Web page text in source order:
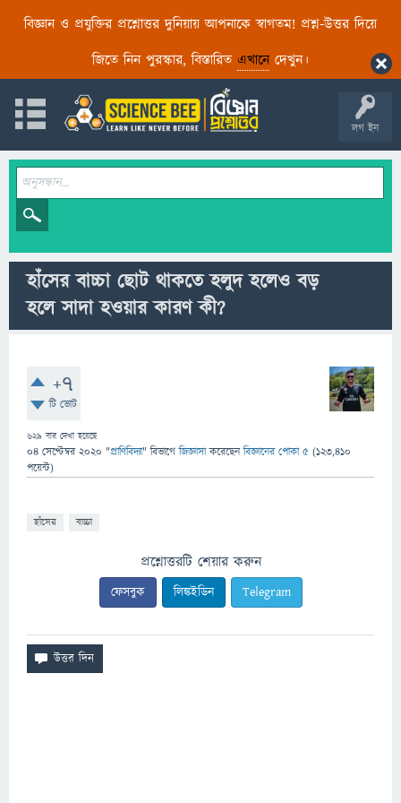
বিজ্ঞান ও প্রযুক্তির প্রশ্নোত্তর দুনিয়ায় আপনাকে স্বাগতম! প্রশ্ন-উত্তর দিয়ে
জিতে নিন পুরস্কার, বিস্তারিত এখানেদেখুন।
লগ ইন
হাঁসের বাচ্চা ছোট থাকতে হলুদ হলেও বড়
হলে সাদা হওয়ার কারণ কী?
+7
টি ভোট
629 বার দেখা হয়েছে
04 সেপ্টেম্বর 2020 "প্রাণিবিদ্যা" বিভাগে জিজ্ঞাসাকরেছেনবিজ্ঞানের পোকা ৫ (123,410
পয়েন্ট)
হাঁসের বাচ্চা
প্রশ্নোত্তরটি শেয়ার করুন
ফেসবুক লিঙ্কইডিন Telegram